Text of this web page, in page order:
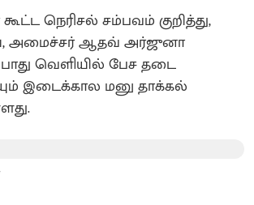
கூட்ட நெரிசல் சம்பவம் குறித்து,
அமைச்சர் ஆதவ் அர்ஜுனா
வெளியில் பேச தடை
இடைக்கால மனு தாக்கல்